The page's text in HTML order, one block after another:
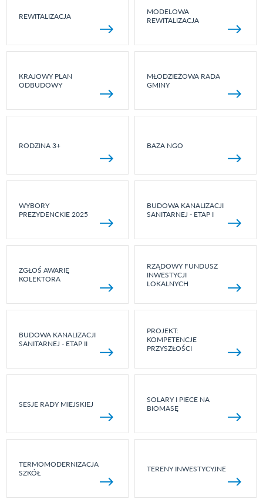
REWITALIZACJA
MODELOWA
REWITALIZACJA
KRAJOWY PLAN
ODBUDOWY
MŁODZIEŻOWA RADA
GMINY
RODZINA 3+ BAZA NGO
WYBORY
PREZYDENCKIE 2025
BUDOWA KANALIZACJI
SANITARNEJ - ETAP I
ZGŁOŚ AWARIĘ
KOLEKTORA
RZĄDOWY FUNDUSZ
INWESTYCJI
LOKALNYCH
BUDOWA KANALIZACJI
SANITARNEJ - ETAP II
PROJEKT:
KOMPETENCJE
PRZYSZŁOŚCI
SESJE RADY MIEJSKIEJ
SOLARY I PIECE NA
BIOMASĘ
TERMOMODERNIZACJA
SZKÓŁ
TERENY INWESTYCYJNE